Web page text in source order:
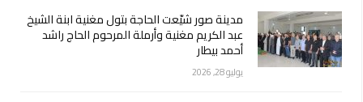
مدينة صور شيّعت الحاجة بتول مغنية ابنة الشيخ
عبد الكريم مغنية وأرملة المرحوم الحاج راشد
أحمد بيطار
يوليو 28, 2026